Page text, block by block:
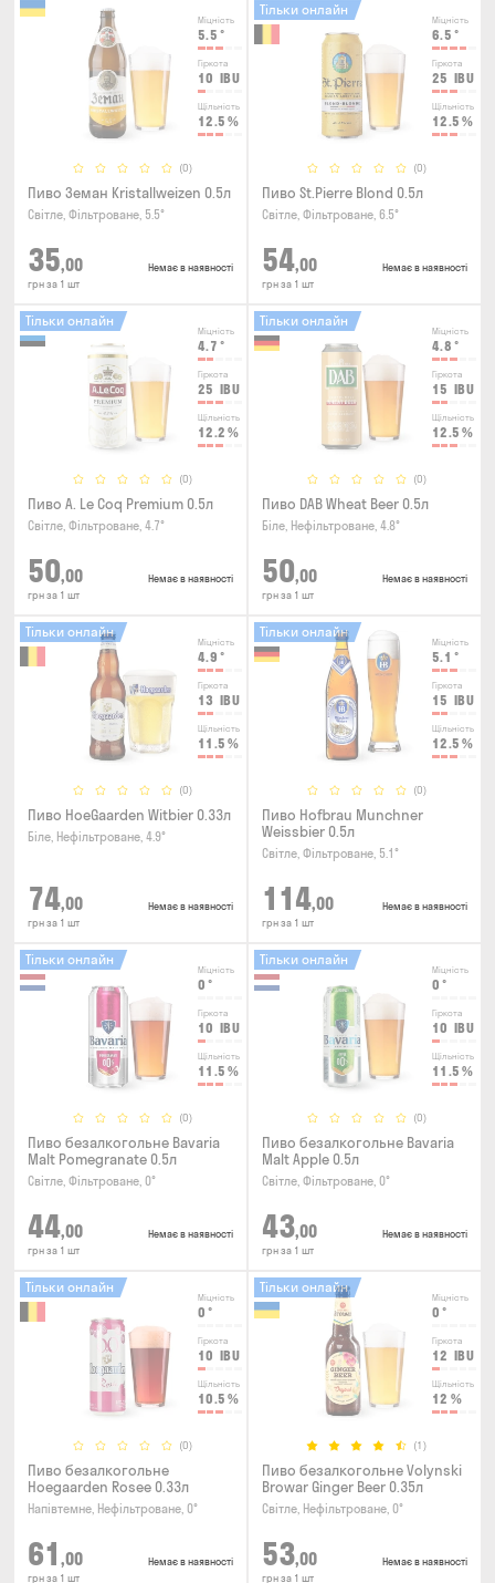
Міцність
5.5 °
Гіркота
10 IBU
Щільність
12.5 %
(0)
Пиво Земан Kristallweizen 0.5л
Світле, Фільтроване, 5.5°
35,00
грн за 1 шт
Немає в наявності
Міцність
6.5 °
Гіркота
25 IBU
Щільність
12.5 %
(0)
Тільки онлайн
Пиво St.Pierre Blond 0.5л
Світле, Фільтроване, 6.5°
54,00
грн за 1 шт
Немає в наявності
Міцність
4.7 °
Гіркота
25 IBU
Щільність
12.2 %
(0)
Тільки онлайн
Пиво A. Le Coq Premium 0.5л
Світле, Фільтроване, 4.7°
50,00
грн за 1 шт
Немає в наявності
Міцність
4.8 °
Гіркота
15 IBU
Щільність
12.5 %
(0)
Тільки онлайн
Пиво DAB Wheat Beer 0.5л
Біле, Нефільтроване, 4.8°
50,00
грн за 1 шт
Немає в наявності
Міцність
4.9 °
Гіркота
13 IBU
Щільність
11.5 %
(0)
Тільки онлайн
Пиво HoeGaarden Witbier 0.33л
Біле, Нефільтроване, 4.9°
74,00
грн за 1 шт
Немає в наявності
Міцність
5.1 °
Гіркота
15 IBU
Щільність
12.5 %
(0)
Тільки онлайн
Пиво Hofbrau Munchner
Weissbier 0.5л
Світле, Фільтроване, 5.1°
114,00
грн за 1 шт
Немає в наявності
Міцність
0 °
Гіркота
10 IBU
Щільність
11.5 %
(0)
Тільки онлайн
Пиво безалкогольне Bavaria
Malt Pomegranate 0.5л
Світле, Фільтроване, 0°
44,00
грн за 1 шт
Немає в наявності
Міцність
0 °
Гіркота
10 IBU
Щільність
11.5 %
(0)
Тільки онлайн
Пиво безалкогольне Bavaria
Malt Apple 0.5л
Світле, Фільтроване, 0°
43,00
грн за 1 шт
Немає в наявності
Міцність
0 °
Гіркота
10 IBU
Щільність
10.5 %
(0)
Тільки онлайн
Пиво безалкогольне
Hoegaarden Rosee 0.33л
Напівтемне, Нефільтроване, 0°
61 ,00
грн за 1 шт
Немає в наявності
Міцність
0 °
Гіркота
12 IBU
Щільність
12 %
(1)
Тільки онлайн
Пиво безалкогольне Volynski
Browar Ginger Beer 0.35л
Світле, Нефільтроване, 0°
53,00
грн за 1 шт
Немає в наявності